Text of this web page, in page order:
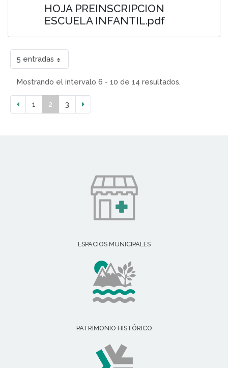
HOJA PREINSCRIPCION
ESCUELA INFANTIL.pdf
5 entradas
Mostrando el intervalo 6 - 10 de 14 resultados.
1 2 3
ESPACIOS MUNICIPALES
PATRIMONIO HISTÓRICO